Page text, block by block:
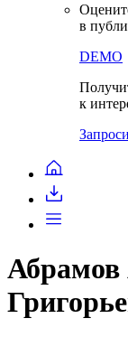
в
DEMO
к
Абрамов